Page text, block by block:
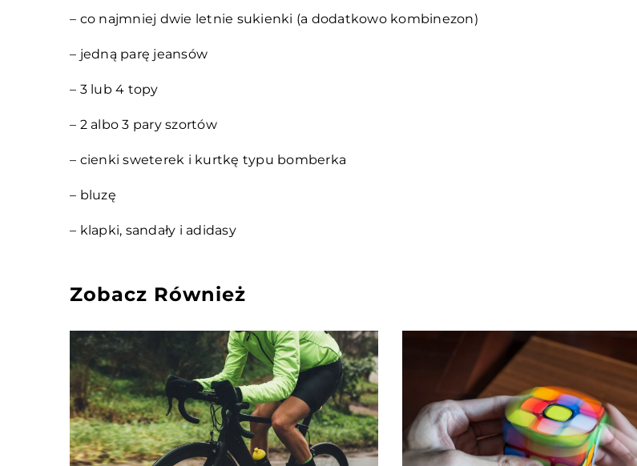
– co najmniej dwie letnie sukienki (a dodatkowo kombinezon)
– jedną parę jeansów
– 3 lub 4 topy
– 2 albo 3 pary szortów
– cienki sweterek i kurtkę typu bomberka
– bluzę
– klapki, sandały i adidasy
Zobacz Również